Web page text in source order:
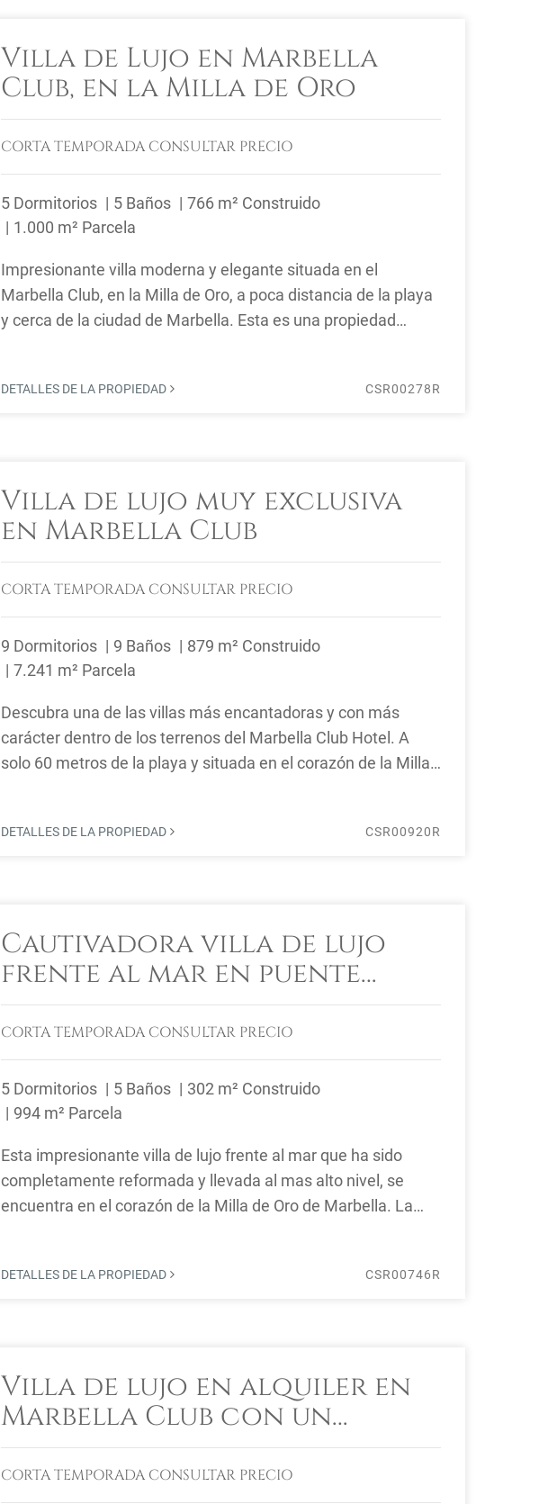
Villa de Lujo en Marbella
Club, en la Milla de Oro
CORTA TEMPORADA CONSULTAR PRECIO
5 Dormitorios 5 Baños
766 m² Construido
1.000 m² Parcela
Impresionante villa moderna y elegante situada en el
Marbella Club, en la Milla de Oro, a poca distancia de la playa
y cerca de la ciudad de Marbella. Esta es una propiedad
DETALLES DE LA PROPIEDAD CSR00278R
Villa de lujo muy exclusiva
en Marbella Club
CORTA TEMPORADA CONSULTAR PRECIO
9 Dormitorios 9 Baños
879 m² Construido
7.241 m² Parcela
Descubra una de las villas más encantadoras y con más
carácter dentro de los terrenos del Marbella Club Hotel. A
solo 60 metros de la playa y situada en el corazón de la Milla
DETALLES DE LA PROPIEDAD CSR00920R
Cautivadora villa de lujo
frente al mar en puente
romano, en la Milla de Oro
CORTA TEMPORADA CONSULTAR PRECIO
5 Dormitorios 5 Baños
302 m² Construido
994 m² Parcela
Esta impresionante villa de lujo frente al mar que ha sido
completamente reformada y llevada al mas alto nivel, se
encuentra en el corazón de la Milla de Oro de Marbella. La
DETALLES DE LA PROPIEDAD CSR00746R
Villa de lujo en alquiler en
Marbella Club con un
encanto tradicional
Marbellí
CORTA TEMPORADA CONSULTAR PRECIO